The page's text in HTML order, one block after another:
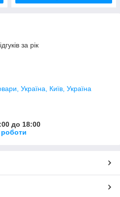
за рік
Україна, Київ, Україна
до 18:00
роботи